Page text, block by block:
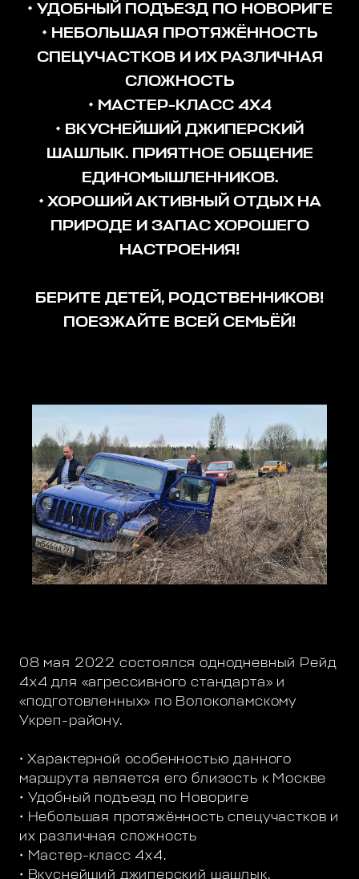
• УДОБНЫЙ ПОДЪЕЗД ПО НОВОРИГЕ
• НЕБОЛЬШАЯ ПРОТЯЖЁННОСТЬ
СПЕЦУЧАСТКОВ И ИХ РАЗЛИЧНАЯ
СЛОЖНОСТЬ
• МАСТЕР-КЛАСС 4Х4
• ВКУСНЕЙШИЙ ДЖИПЕРСКИЙ
ШАШЛЫК. ПРИЯТНОЕ ОБЩЕНИЕ
ЕДИНОМЫШЛЕННИКОВ.
• ХОРОШИЙ АКТИВНЫЙ ОТДЫХ НА
ПРИРОДЕ И ЗАПАС ХОРОШЕГО
НАСТРОЕНИЯ!
БЕРИТЕ ДЕТЕЙ, РОДСТВЕННИКОВ!
ПОЕЗЖАЙТЕ ВСЕЙ СЕМЬЁЙ!
08 мая 2022 состоялся однодневный Рейд
4х4 для «агрессивного стандарта» и
«подготовленных» по Волоколамскому
Укреп-району.
• Характерной особенностью данного
маршрута является его близость к Москве
• Удобный подъезд по Новориге
• Небольшая протяжённость спецучастков и
их различная сложность
• Мастер-класс 4х4.
• Вкуснейший джиперский шашлык.